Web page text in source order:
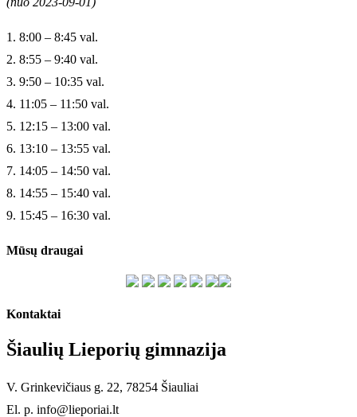
1. 8:00 – 8:45 val.
2. 8:55 – 9:40 val.
3. 9:50 – 10:35 val.
4. 11:05 – 11:50 val.
5. 12:15 – 13:00 val.
6. 13:10 – 13:55 val.
7. 14:05 – 14:50 val.
8. 14:55 – 15:40 val.
9. 15:45 – 16:30 val.
Mūsų draugai
Kontaktai
Šiaulių Lieporių gimnazija
V. Grinkevičiaus g. 22, 78254 Šiauliai
El. p. info@lieporiai.lt